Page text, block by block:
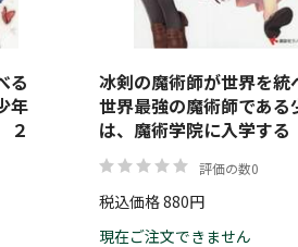
る
年
２
冰剣の魔術師が世界を
世界最強の魔術師である
は、魔術学院に入学す
評価の数0
税込価格 880円
現在ご注文できません